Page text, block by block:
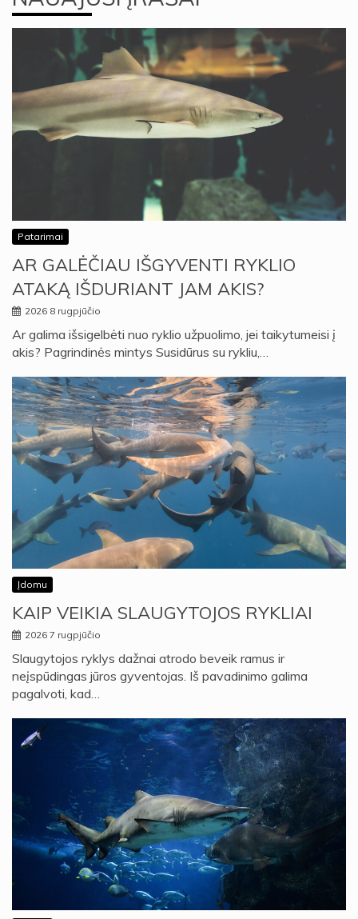
Patarimai
AR GALĖČIAU IŠGYVENTI RYKLIO
ATAKĄ IŠDURIANT JAM AKIS?
2026 8 rugpjūčio
Ar galima išsigelbėti nuo ryklio užpuolimo, jei taikytumeisi į
akis? Pagrindinės mintys Susidūrus su rykliu,…
Įdomu
KAIP VEIKIA SLAUGYTOJOS RYKLIAI
2026 7 rugpjūčio
Slaugytojos ryklys dažnai atrodo beveik ramus ir
neįspūdingas jūros gyventojas. Iš pavadinimo galima
pagalvoti, kad…